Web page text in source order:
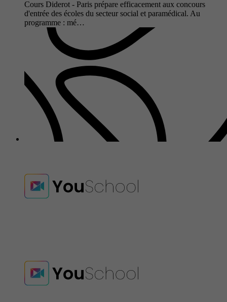
Cours Diderot - Paris prépare efficacement aux concours
d'entrée des écoles du secteur social et paramédical. Au
programme : mé…